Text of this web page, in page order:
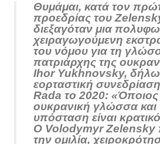
Θυμάμαι, κατά τον
προεδρίας του
διεξαγόταν μια
χειραγωγούμενη
του νόμου για τη
πατριάρχης της
Ihor Yukhnovsky,
εορταστική
Rada το 2020: «Όποιος
ουκρανική γλώσσα και
υπόσταση είναι
Ο Volodymyr Zelensky
την ομιλία,